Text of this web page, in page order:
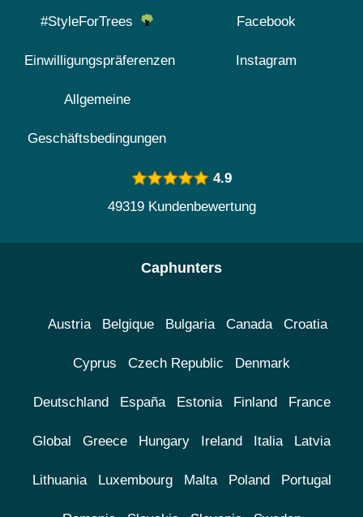
#StyleForTrees
Einwilligungspräferenzen
Allgemeine
Geschäftsbedingungen
Facebook
Instagram
4.9
49319 Kundenbewertung
Caphunters
Austria Belgique Bulgaria Canada Croatia
Cyprus Czech Republic Denmark
Deutschland España Estonia Finland France
Global Greece Hungary Ireland Italia Latvia
Lithuania Luxembourg Malta Poland Portugal